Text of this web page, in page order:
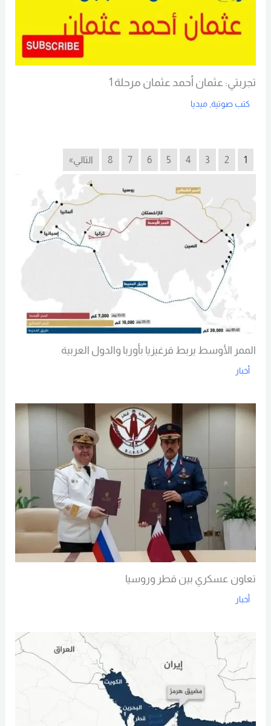
تجربتي: عثمان أحمد عثمان مرحلة 1
كتب صوتية, ميديا
1
2
3
4
5
6
7
8 التالي»
الممر الأوسط يربط قرغيزيا بأوربا والدول العربية
أخبار
تعاون عسكري بين قطر وروسيا
أخبار